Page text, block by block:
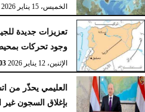
الخميس، 15 يناير 2026
تعزيزات جديدة
وجود تحركات
الإثنين، 12 يناير 2026
العليمي يحذّر من
بإغلاق السجون غير